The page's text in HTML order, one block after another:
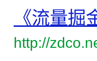
《流量
http://